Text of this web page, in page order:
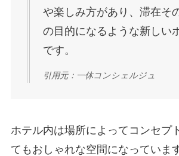
や楽しみ方があり、滞在そ
の目的になるような新しい
です。
引用元：一休コンシェルジュ
ホテル内は場所によってコンセプ
てもおしゃれな空間になっています